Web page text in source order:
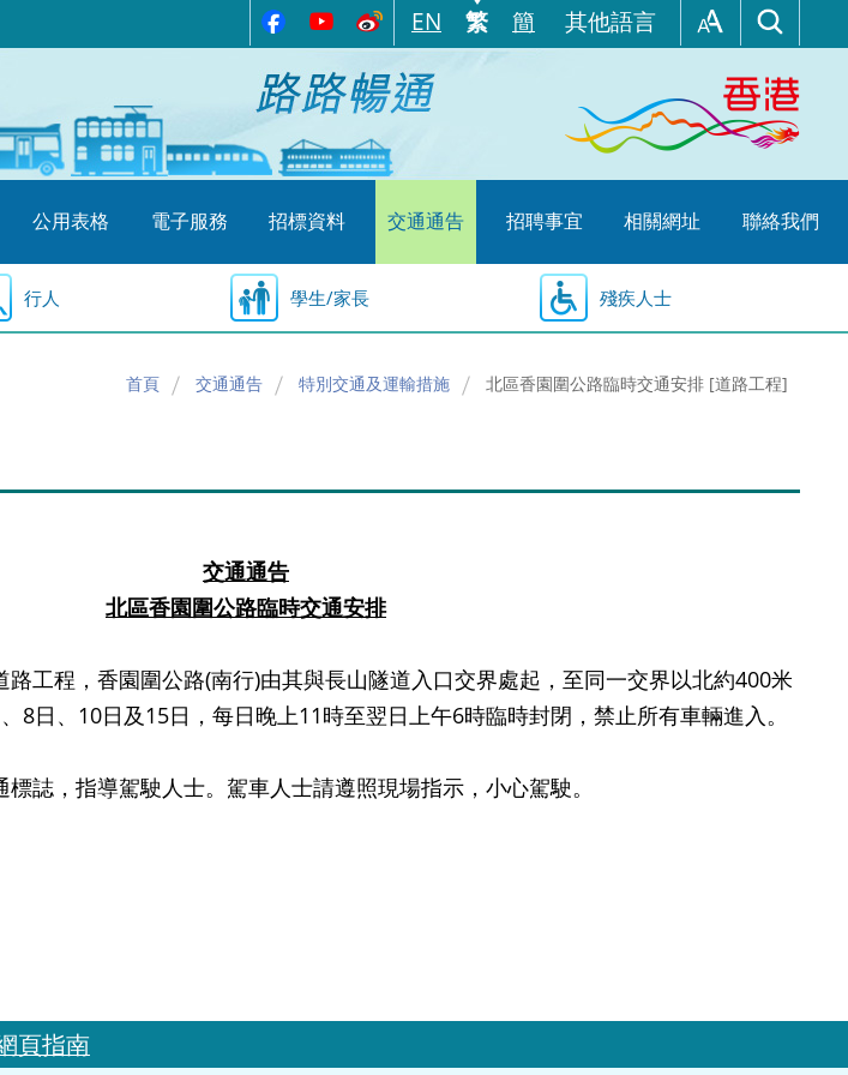
EN 繁 簡 其他語言
公用表格 電子服務 招標資料 交通通告 招聘事宜 相關網址 聯絡我們
行人 學生/家長 殘疾人士
首頁 交通通告 特別交通及運輸措施 北區香園圍公路臨時交通安排 [道路工程]
交通通告
北區香園圍公路臨時交通安排
程，香園圍公路(南行)由其與長山隧道入口交界處起，至同一交界以北約400米
8日、10日及15日，每日晚上11時至翌日上午6時臨時封閉，禁止所有車輛進入。
，指導駕駛人士。駕車人士請遵照現場指示，小心駕駛。
頁指南